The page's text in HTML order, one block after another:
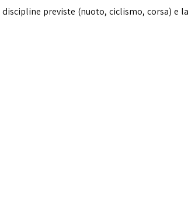
previste (nuoto, ciclismo, corsa) e la